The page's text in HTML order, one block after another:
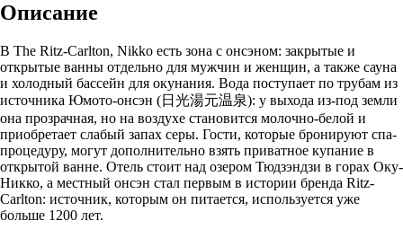
Описание
В The Ritz-Carlton, Nikko есть зона с онсэном: закрытые и
открытые ванны отдельно для мужчин и женщин, а также сауна
и холодный бассейн для окунания. Вода поступает по трубам из
источника Юмото-онсэн (日光湯元温泉): у выхода из-под земли
она прозрачная, но на воздухе становится молочно-белой и
приобретает слабый запах серы. Гости, которые бронируют спа-
процедуру, могут дополнительно взять приватное купание в
открытой ванне. Отель стоит над озером Тюдзэндзи в горах Оку-
Никко, а местный онсэн стал первым в истории бренда Ritz-
Carlton: источник, которым он питается, используется уже
больше 1200 лет.